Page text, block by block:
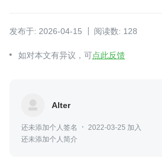
发布于: 2026-04-15 阅读数: 128
如对本文有异议，可点此反馈
Alter
还未添加个人签名
2022-03-25 加入
还未添加个人简介